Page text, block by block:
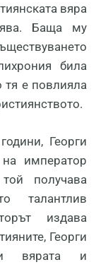
вяра
Баща му
била
тя е повлияла
Георги
император
получава
талантлив
издава
Георги
вярата и